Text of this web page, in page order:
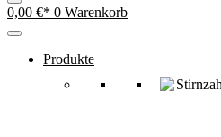
0,00 € 0 Warenkorb
Produkte